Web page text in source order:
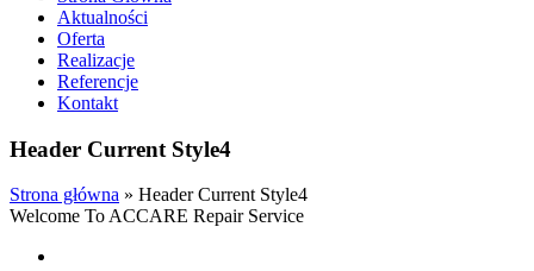
Aktualności
Oferta
Realizacje
Referencje
Kontakt
Header Current Style4
Strona główna » Header Current Style4
Welcome To ACCARE Repair Service